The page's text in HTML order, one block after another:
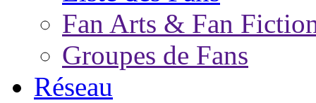
Fan Arts & Fan
Groupes de Fans
Réseau